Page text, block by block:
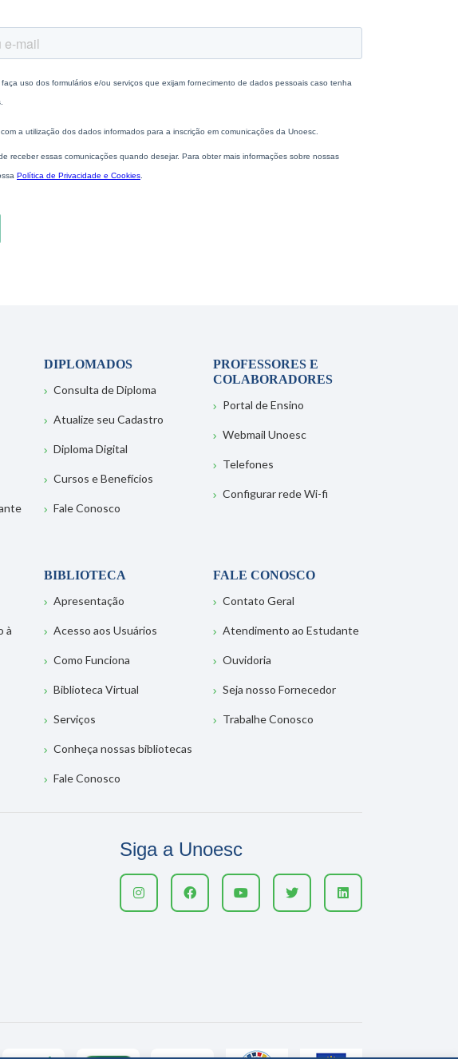
DIPLOMADOS
Consulta de Diploma
Atualize seu Cadastro
Diploma Digital
Cursos e Benefícios
Fale Conosco
PROFESSORES E
COLABORADORES
Portal de Ensino
Webmail Unoesc
Telefones
Configurar rede Wi-fi
à
BIBLIOTECA
Apresentação
Acesso aos Usuários
Como Funciona
Biblioteca Virtual
Serviços
Conheça nossas bibliotecas
Fale Conosco
FALE CONOSCO
Contato Geral
Atendimento ao Estudante
Ouvidoria
Seja nosso Fornecedor
Trabalhe Conosco
Siga a Unoesc